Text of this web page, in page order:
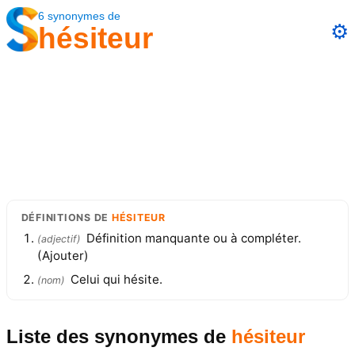
6synonymes de
hésiteur ⚙️
DÉFINITIONS DE HÉSITEUR
(adjectif) Définition manquante ou à compléter.
(Ajouter)
(nom) Celui qui hésite.
Liste des synonymes de hésiteur